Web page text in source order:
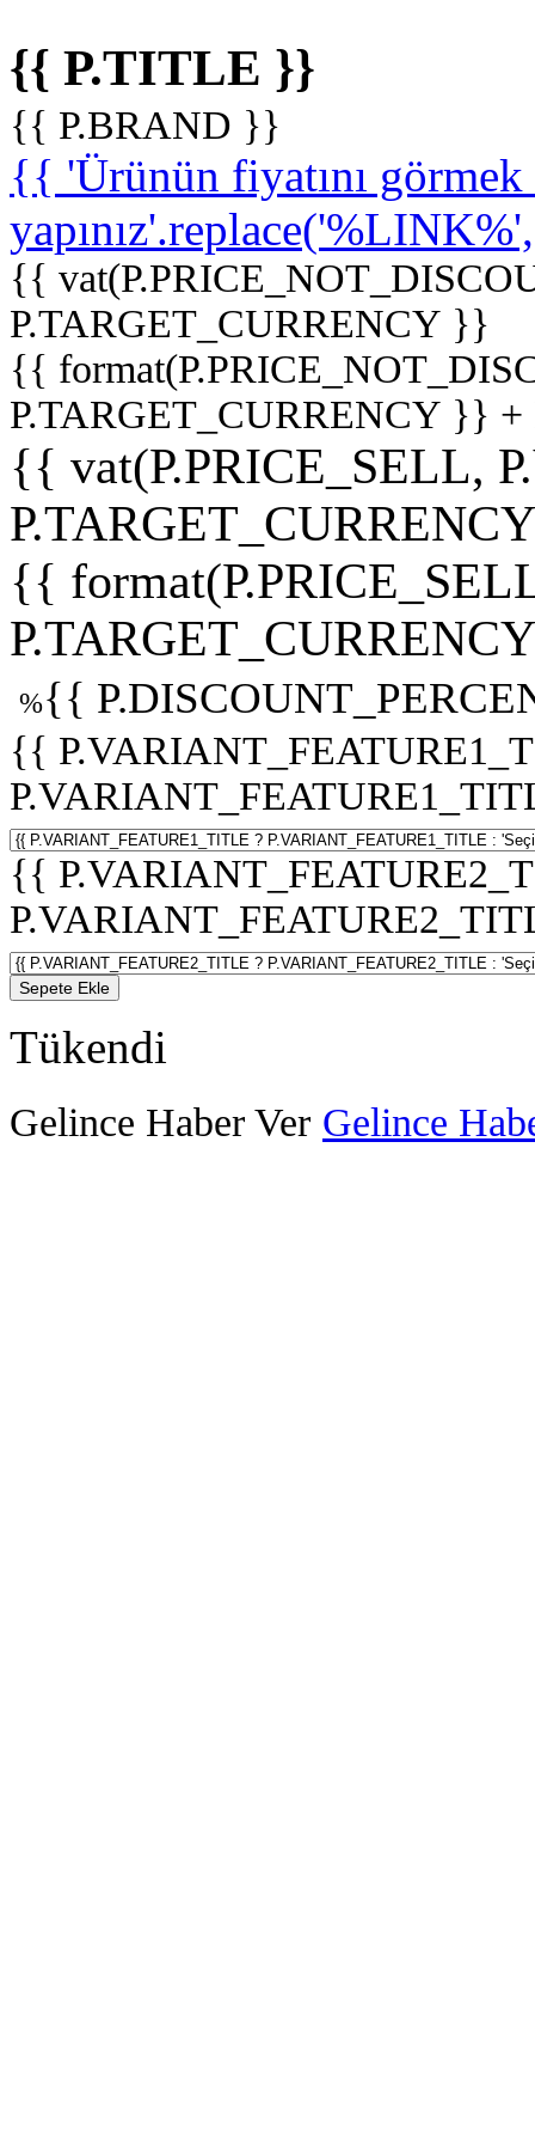
{{ P.TITLE }}
{{ P.BRAND }}
{{ 'Ürünün fiyatını
{{
P.TARGET_CURRENCY }}
{{
P.TARGET_CURRENCY }}
{{ vat(P.PRICE_SELL,
{{
%{{
{{
{{
Sepete Ekle
Tükendi
Gelince Haber Ver Gelince